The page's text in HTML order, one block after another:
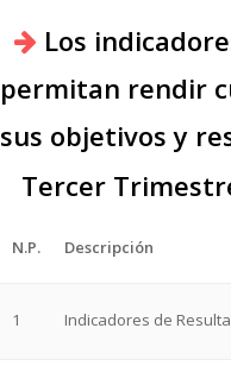
Los
permitan rendir
sus objetivos y
Tercer
N.P. Descripción
1 Indicadores de